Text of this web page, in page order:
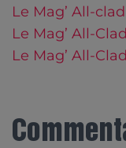
Le Mag’ All-
Le Mag’ All-
Le Mag’ All-